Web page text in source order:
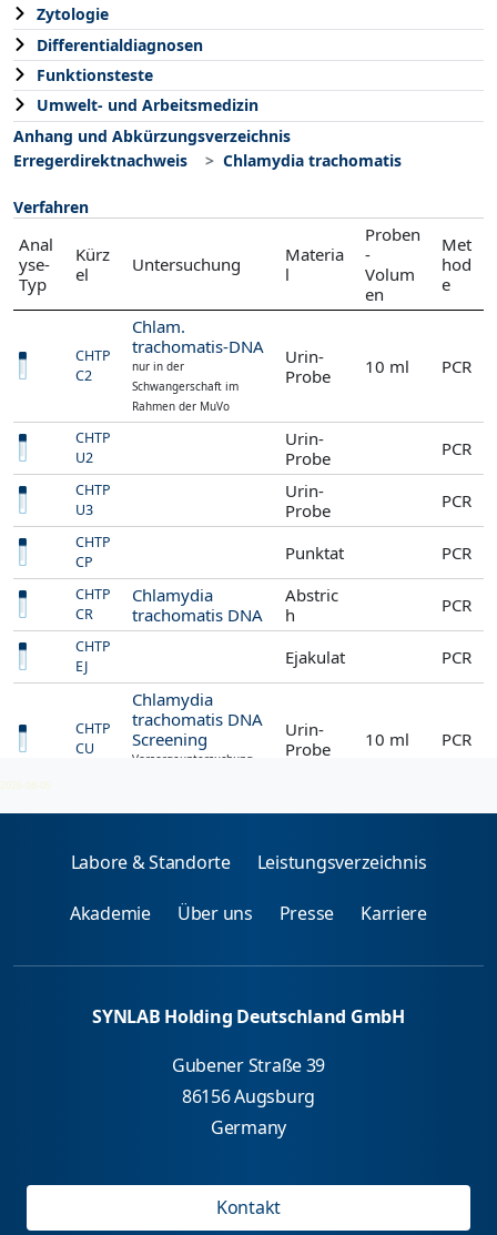
Zytologie
Differentialdiagnosen
Funktionsteste
Umwelt- und Arbeitsmedizin
Anhang und Abkürzungsverzeichnis
Erregerdirektnachweis
Chlamydia trachomatis
Verfahren
Anal
yse-
Typ
Kürz
el
Untersuchung
Materia
l
Proben
-
Volum
en
Met
hod
e
CHTP
C2
Chlam.
trachomatis-DNA
nur in der
Schwangerschaft im
Rahmen der MuVo
Urin-
Probe
10 ml PCR
CHTP
U2
Urin-
Probe
PCR
CHTP
U3
Urin-
Probe
PCR
CHTP
CP
Punktat PCR
CHTP
CR
Chlamydia
trachomatis DNA
Abstric
h
PCR
CHTP
EJ
Ejakulat PCR
CHTP
CU
Chlamydia
trachomatis DNA
Screening
Vorsorgeuntersuchung,
Urin-
Probe
10 ml PCR
2026-08-05
Labore & Standorte Leistungsverzeichnis
Akademie Über uns Presse Karriere
SYNLAB Holding Deutschland GmbH
Gubener Straße 39
86156 Augsburg
Germany
Kontakt